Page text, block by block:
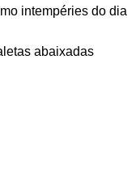
intempéries do dia
abaixadas